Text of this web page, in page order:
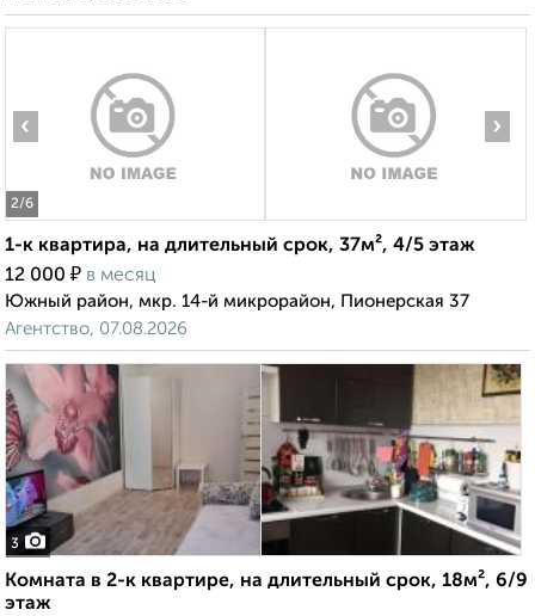
2/6
‹ ›
1-к квартира, на длительный срок, 37м², 4/5 этаж
12 000 ₽ в месяц
Южный район, мкр. 14-й микрорайон, Пионерская 37
Агентство, 07.08.2026
3
Комната в 2-к квартире, на длительный срок, 18м², 6/9
этаж